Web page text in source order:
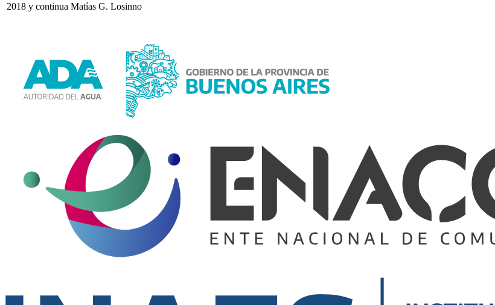
2018 y continua Matías G. Losinno